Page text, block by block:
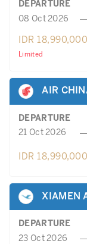
DEPARTURE
08 Oct 2026
IDR 18,990,000
Limited
AIR
DEPARTURE
21 Oct 2026
IDR 18,990,000
XIAMEN
DEPARTURE
23 Oct 2026